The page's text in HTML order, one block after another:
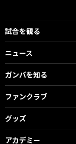
試合を観る
ニュース
ガンバを知る
ファンクラブ
グッズ
アカデミー